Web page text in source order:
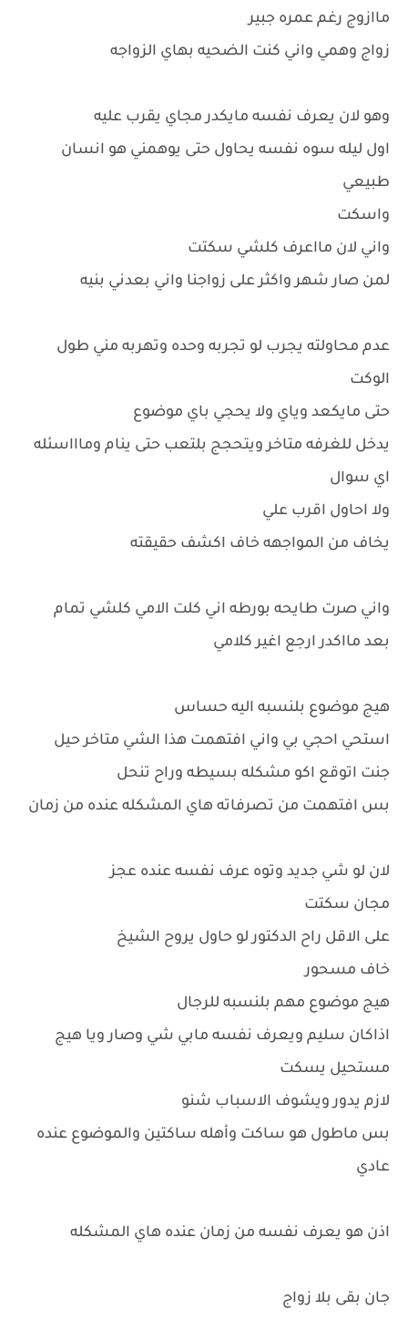
ماازوج رغم عمره جبير
زواج وهمي واني كنت الضحيه بهاي الزواجه
وهو لان يعرف نفسه مايكدر مجاي يقرب عليه
اول ليله سوه نفسه يحاول حتى يوهمني هو انسان
طبيعي
واسكت
واني لان مااعرف كلشي سكتت
لمن صار شهر واكثر على زواجنا واني بعدني بنيه
عدم محاولته يجرب لو تجربه وحده وتهربه مني طول
الوكت
حتى مايكعد وياي ولا يحجي باي موضوع
يدخل للغرفه متاخر ويتحجج بلتعب حتى ينام وماااسئله
اي سوال
ولا احاول اقرب علي
يخاف من المواجهه خاف اكشف حقيقته
واني صرت طايحه بورطه اني كلت الامي كلشي تمام
بعد مااكدر ارجع اغير كلامي
هيج موضوع بلنسبه اليه حساس
استحي احجي بي واني افتهمت هذا الشي متاخر حيل
جنت اتوقع اكو مشكله بسيطه وراح تنحل
بس افتهمت من تصرفاته هاي المشكله عنده من زمان
لان لو شي جديد وتوه عرف نفسه عنده عجز
مجان سكتت
على الاقل راح الدكتور لو حاول يروح الشيخ
خاف مسحور
هيج موضوع مهم بلنسبه للرجال
اذاكان سليم ويعرف نفسه مابي شي وصار ويا هيج
مستحيل يسكت
لازم يدور ويشوف الاسباب شنو
بس ماطول هو ساكت وأهله ساكتين والموضوع عنده
عادي
اذن هو يعرف نفسه من زمان عنده هاي المشكله
جان بقى بلا زواج